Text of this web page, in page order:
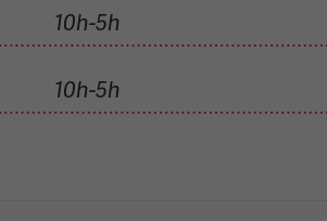
10h-5h
10h-5h